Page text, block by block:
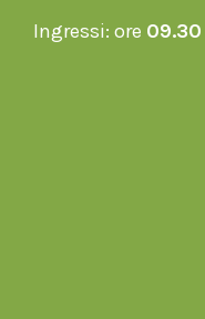
Ingressi: ore 09.30